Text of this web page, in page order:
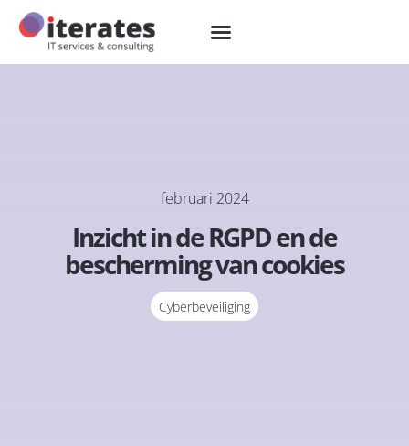
februari 2024
Inzicht in de RGPD en de
bescherming van cookies
Cyberbeveiliging